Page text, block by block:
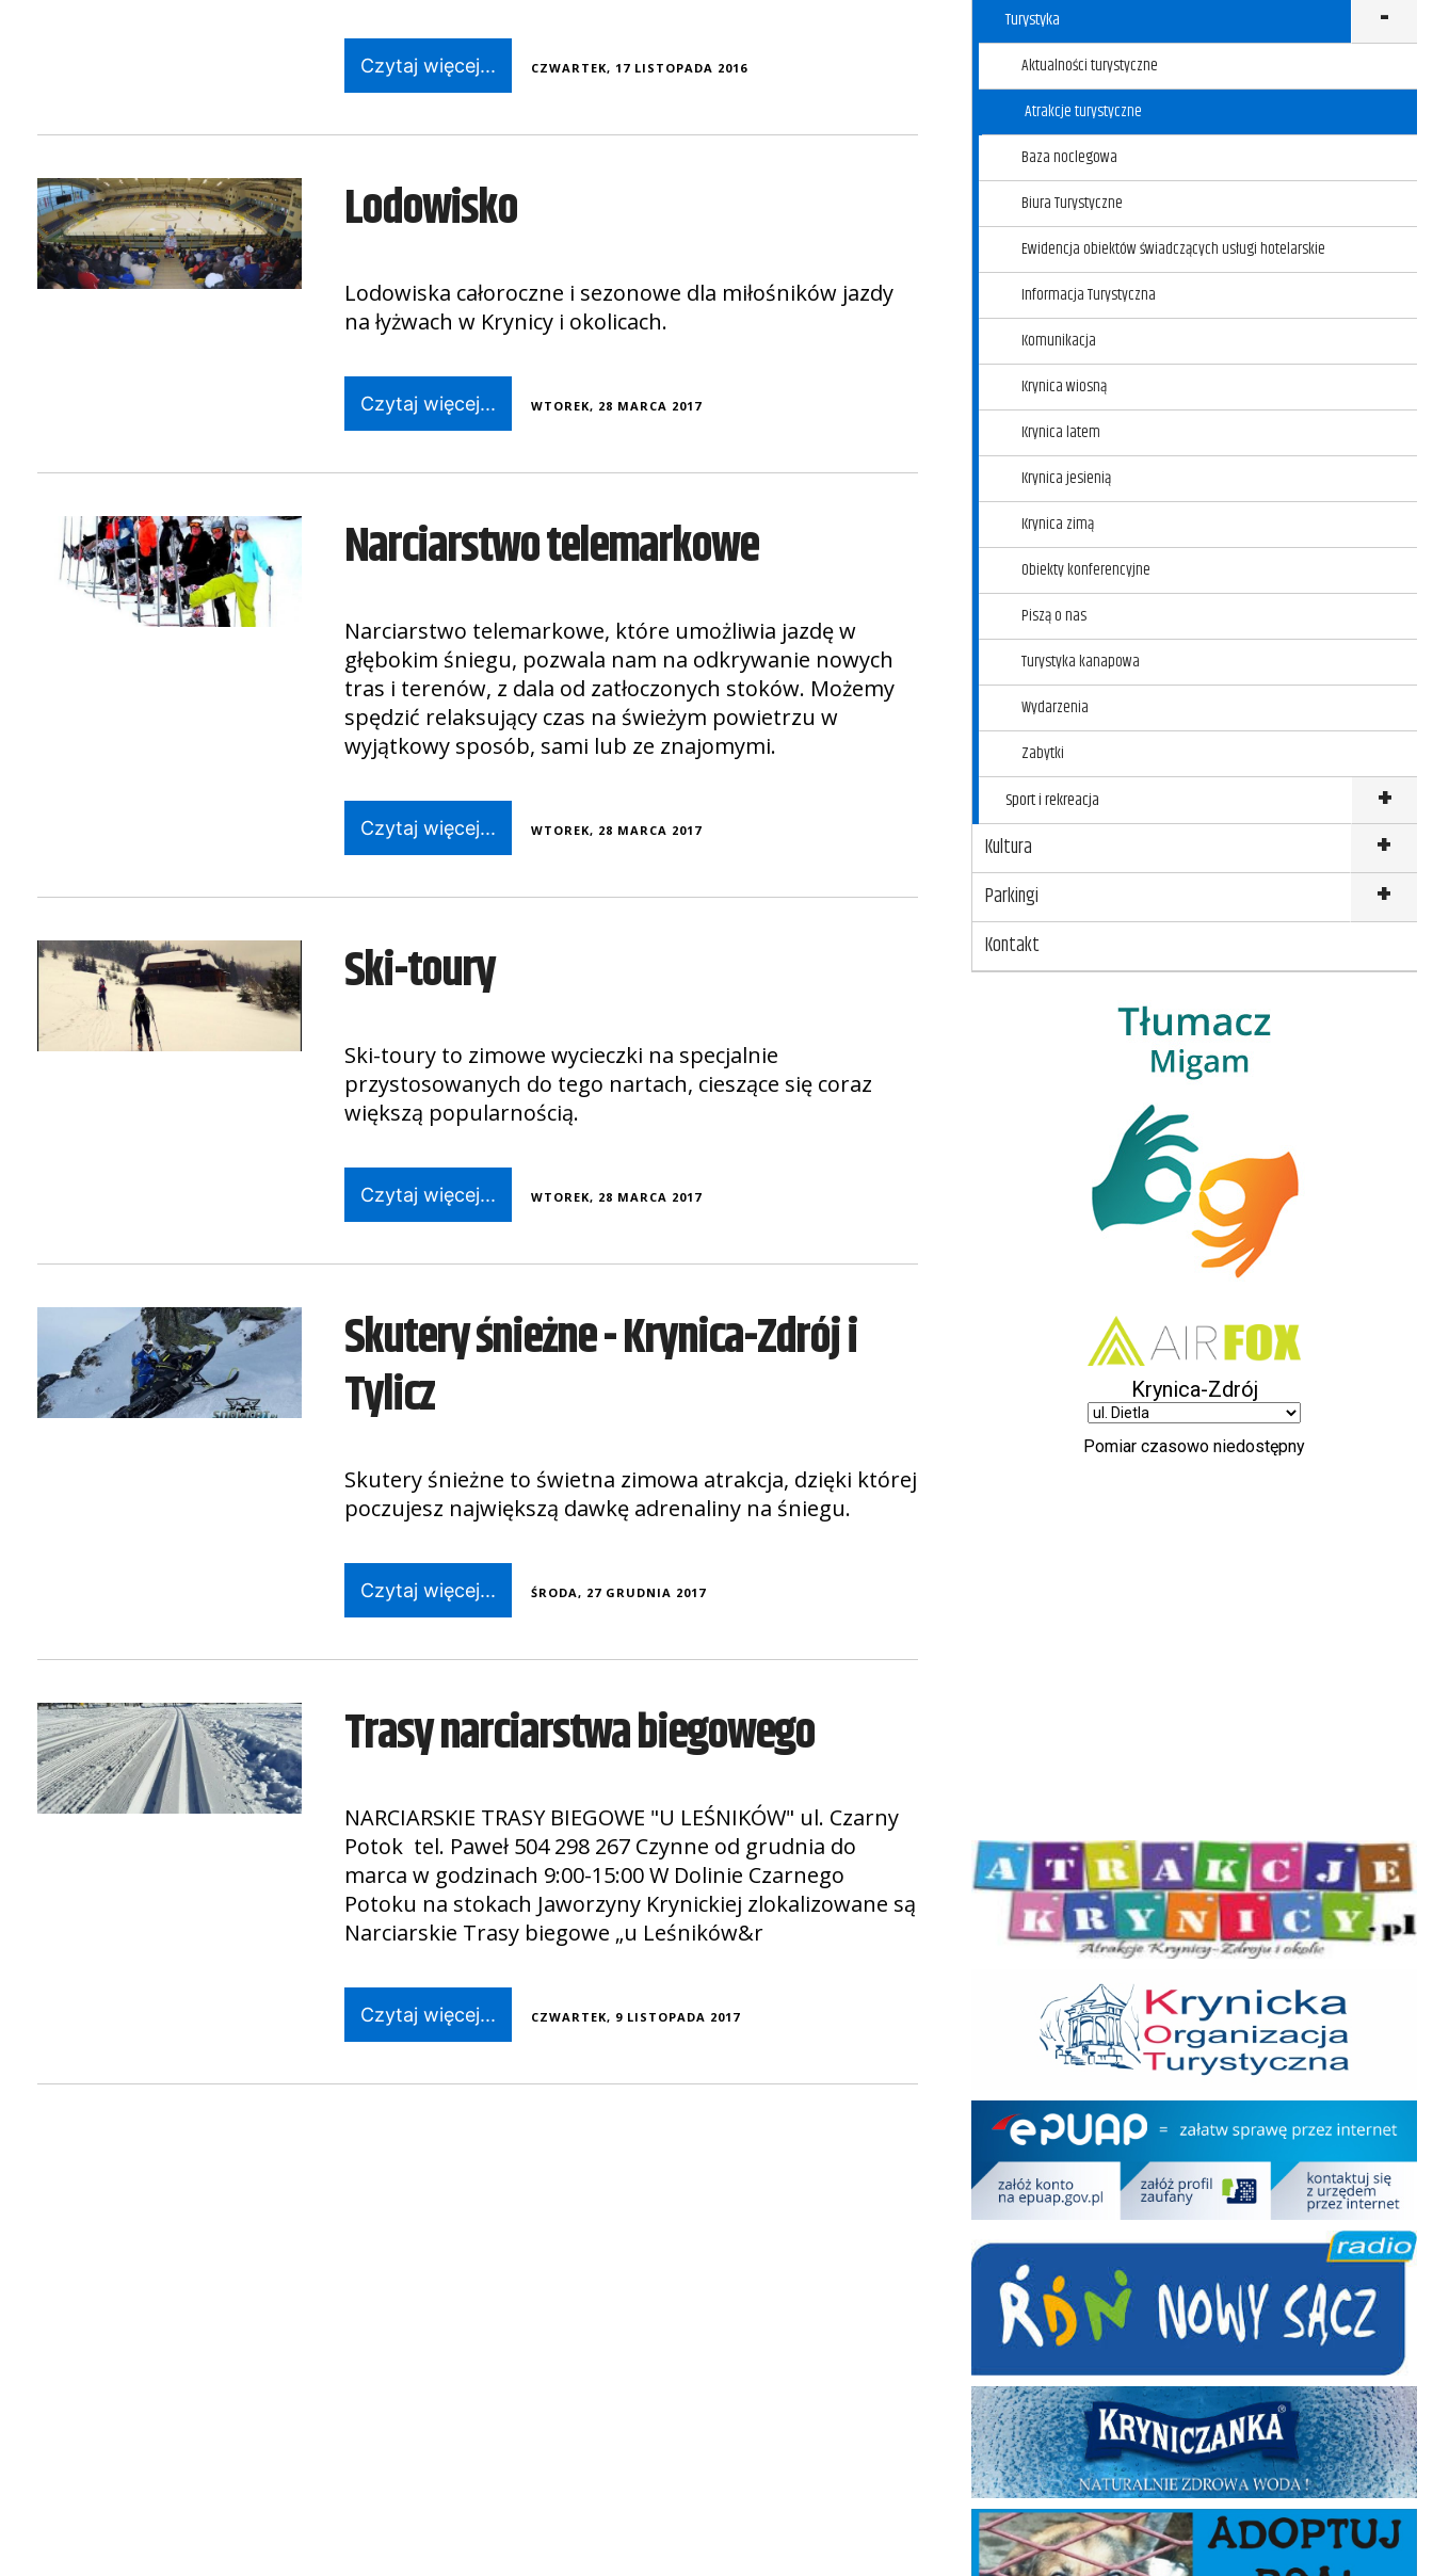
Czytaj więcej... CZWARTEK, 17 LISTOPADA 2016
Lodowisko
Lodowiska całoroczne i sezonowe dla miłośników jazdy
na łyżwach w Krynicy i okolicach.
Czytaj więcej... WTOREK, 28 MARCA 2017
Narciarstwo telemarkowe
Narciarstwo telemarkowe, które umożliwia jazdę w
głębokim śniegu, pozwala nam na odkrywanie nowych
tras i terenów, z dala od zatłoczonych stoków. Możemy
spędzić relaksujący czas na świeżym powietrzu w
wyjątkowy sposób, sami lub ze znajomymi.
Czytaj więcej... WTOREK, 28 MARCA 2017
Ski-toury
Ski-toury to zimowe wycieczki na specjalnie
przystosowanych do tego nartach, cieszące się coraz
większą popularnością.
Czytaj więcej... WTOREK, 28 MARCA 2017
Skutery śnieżne - Krynica-Zdrój i
Tylicz
Skutery śnieżne to świetna zimowa atrakcja, dzięki której
poczujesz największą dawkę adrenaliny na śniegu.
Czytaj więcej... ŚRODA, 27 GRUDNIA 2017
Trasy narciarstwa biegowego
NARCIARSKIE TRASY BIEGOWE "U LEŚNIKÓW" ul. Czarny
Potok tel. Paweł 504 298 267 Czynne od grudnia do
marca w godzinach 9:00-15:00 W Dolinie Czarnego
Potoku na stokach Jaworzyny Krynickiej zlokalizowane są
Narciarskie Trasy biegowe „u Leśników&r
Czytaj więcej... CZWARTEK, 9 LISTOPADA 2017
Turystyka
Aktualności turystyczne
Atrakcje turystyczne
Baza noclegowa
Biura Turystyczne
Ewidencja obiektów świadczących usługi hotelarskie
Informacja Turystyczna
Komunikacja
Krynica wiosną
Krynica latem
Krynica jesienią
Krynica zimą
Obiekty konferencyjne
Piszą o nas
Turystyka kanapowa
Wydarzenia
Zabytki
Sport i rekreacja
Kultura
Parkingi
Kontakt
Atrakcje Krynicy
Kryniczanka
Adoptuj psa